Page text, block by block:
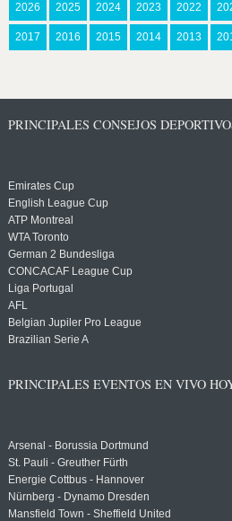
2026 2025 2024 2023 2022
2017 2016 2015 2014 2013
PRINCIPALES CONSEJOS
Emirates Cup
English League Cup
ATP Montreal
WTA Toronto
German 2 Bundesliga
CONCACAF League Cup
Liga Portugal
AFL
Belgian Jupiler Pro League
Brazilian Serie A
PRINCIPALES EVENTOS EN VIVO
Arsenal - Borussia Dortmund
St. Pauli - Greuther Fürth
Energie Cottbus - Hannover
Nürnberg - Dynamo Dresden
Mansfield Town - Sheffield United